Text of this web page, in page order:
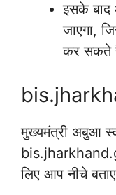
इसके बाद
जाएगा,
कर सकते
मुख्यमंत्री अबुआ
लिए आप नीचे